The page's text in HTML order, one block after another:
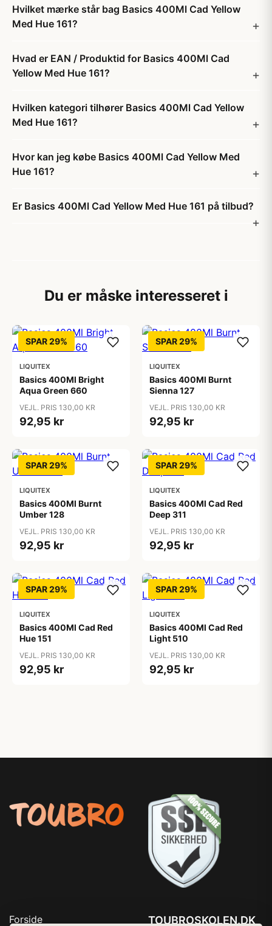
Hvilket mærke står bag Basics 400Ml Cad Yellow
Med Hue 161?
Hvad er EAN / Produktid for Basics 400Ml Cad
Yellow Med Hue 161?
Hvilken kategori tilhører Basics 400Ml Cad Yellow
Med Hue 161?
Hvor kan jeg købe Basics 400Ml Cad Yellow Med
Hue 161?
Er Basics 400Ml Cad Yellow Med Hue 161 på tilbud?
Du er måske interesseret i
SPAR 29%
LIQUITEX
Basics 400Ml Bright
Aqua Green 660
VEJL. PRIS 130,00 KR
92,95 kr
SPAR 29%
LIQUITEX
Basics 400Ml Burnt
Sienna 127
VEJL. PRIS 130,00 KR
92,95 kr
SPAR 29%
LIQUITEX
Basics 400Ml Burnt
Umber 128
VEJL. PRIS 130,00 KR
92,95 kr
SPAR 29%
LIQUITEX
Basics 400Ml Cad Red
Deep 311
VEJL. PRIS 130,00 KR
92,95 kr
SPAR 29%
LIQUITEX
Basics 400Ml Cad Red
Hue 151
VEJL. PRIS 130,00 KR
92,95 kr
SPAR 29%
LIQUITEX
Basics 400Ml Cad Red
Light 510
VEJL. PRIS 130,00 KR
92,95 kr
Forside TOUBROSKOLEN.DK